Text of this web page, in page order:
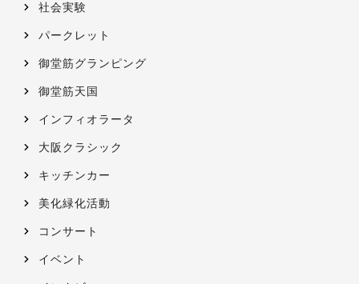
社会実験
パークレット
御堂筋グランピング
御堂筋天国
インフィオラータ
大阪クラシック
キッチンカー
美化緑化活動
コンサート
イベント